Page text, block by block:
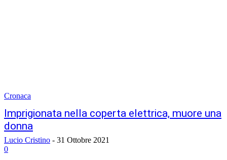
Cronaca
Imprigionata nella coperta elettrica, muore una
donna
Lucio Cristino - 31 Ottobre 2021
0